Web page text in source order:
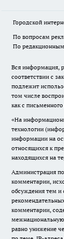
Городской
По вопросам
По
Вся информация,
соответствии с
подлежит
том числе
как с
«На
технологии
информации на
относящихся к
находящихся на
Администрация
комментарии,
обсуждения тем и
комментарии,
межнациональную
равно унижение